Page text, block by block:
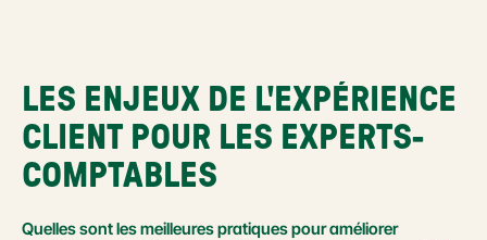
LES ENJEUX DE L'EXPÉRIENCE
CLIENT POUR LES EXPERTS-
COMPTABLES
Quelles sont les meilleures pratiques pour améliorer